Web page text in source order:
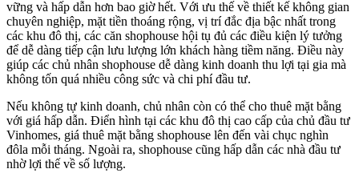
vững và hấp dẫn hơn bao giờ hết. Với ưu thế về thiết kế không gian
chuyên nghiệp, mặt tiền thoáng rộng, vị trí đắc địa bậc nhất trong
các khu đô thị, các căn shophouse hội tụ đủ các điều kiện lý tưởng
để dễ dàng tiếp cận lưu lượng lớn khách hàng tiềm năng. Điều này
giúp các chủ nhân shophouse dễ dàng kinh doanh thu lợi tại gia mà
không tốn quá nhiều công sức và chi phí đầu tư.
Nếu không tự kinh doanh, chủ nhân còn có thể cho thuê mặt bằng
với giá hấp dẫn. Điển hình tại các khu đô thị cao cấp của chủ đầu tư
Vinhomes, giá thuê mặt bằng shophouse lên đến vài chục nghìn
đôla mỗi tháng. Ngoài ra, shophouse cũng hấp dẫn các nhà đầu tư
nhờ lợi thế về số lượng.